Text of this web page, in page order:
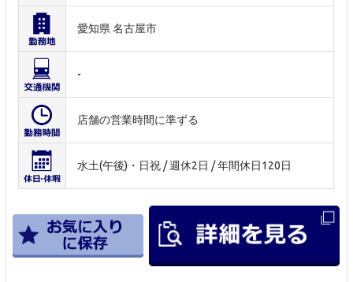
愛知県 名古屋市
-
店舗の営業時間に準ずる
水土(午後)・日祝 / 週休2日 / 年間休日120日